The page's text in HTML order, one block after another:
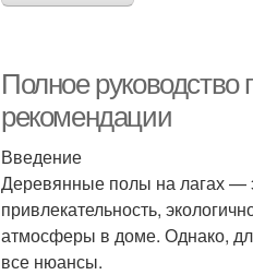
Полное руководство
рекомендации
Введение
Деревянные полы на лагах —
привлекательность,
атмосферы в доме. Однако,
все нюансы.